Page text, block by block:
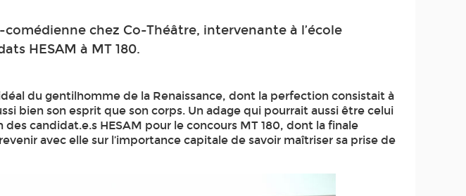
chez Co-Théâtre, intervenante à l’école
HESAM à MT 180.
du gentilhomme de la Renaissance, dont la perfection consistait à
bien son esprit que son corps. Un adage qui pourrait aussi être celui
candidat.e.s HESAM pour le concours MT 180, dont la finale
avec elle sur l’importance capitale de savoir maîtriser sa prise de